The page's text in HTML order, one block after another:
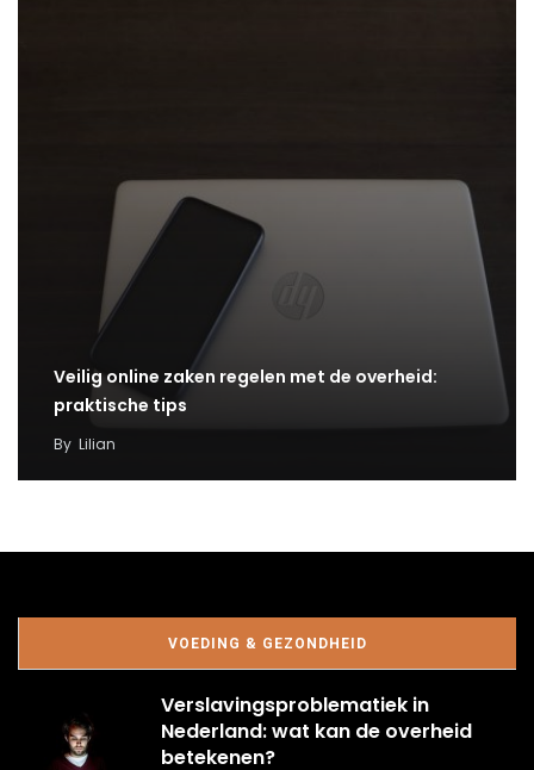
Veilig online zaken regelen met de overheid:
praktische tips
By Lilian
VOEDING & GEZONDHEID
Verslavingsproblematiek in
Nederland: wat kan de overheid
betekenen?